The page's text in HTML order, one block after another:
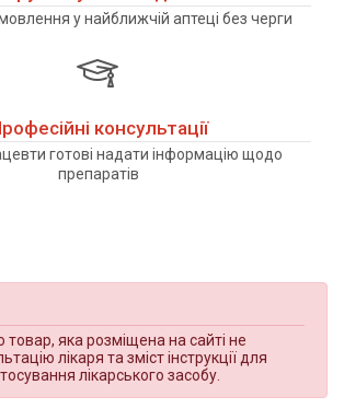
у найближчій аптеці без черги
консультації
готові надати інформацію щодо
препаратів
товар, яка розміщена на сайті не
лікаря та зміст інструкції для
лікарського засобу.